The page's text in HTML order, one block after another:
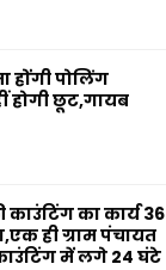
होंगी पोलिंग
होगी छूट,गायब
का कार्य 36
ही ग्राम पंचायत
में लगे 24 घंटे